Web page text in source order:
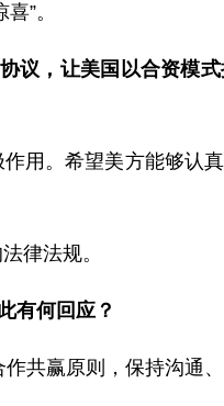
”。
议，让美国以合资模
用。希望美方能够认
律法规。
有何回应？
共赢原则，保持沟通